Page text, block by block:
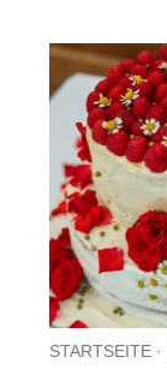
STARTSEITE